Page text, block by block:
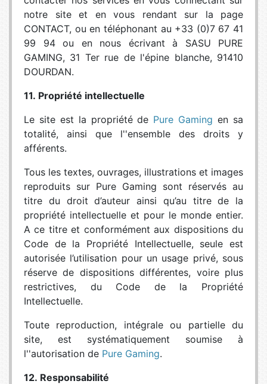
notre site et en vous rendant sur la page
CONTACT, ou en téléphonant au +33 (0)7 67 41
99 94 ou en nous écrivant à SASU PURE
GAMING, 31 Ter rue de l'épine blanche, 91410
DOURDAN.
11. Propriété intellectuelle
Le site est la propriété de Pure Gaming en sa
totalité, ainsi que l''ensemble des droits y
afférents.
Tous les textes, ouvrages, illustrations et images
reproduits sur Pure Gaming sont réservés au
titre du droit d’auteur ainsi qu’au titre de la
propriété intellectuelle et pour le monde entier.
A ce titre et conformément aux dispositions du
Code de la Propriété Intellectuelle, seule est
autorisée l’utilisation pour un usage privé, sous
réserve de dispositions différentes, voire plus
restrictives, du Code de la Propriété
Intellectuelle.
Toute reproduction, intégrale ou partielle du
site, est systématiquement soumise à
l''autorisation de Pure Gaming.
12. Responsabilité